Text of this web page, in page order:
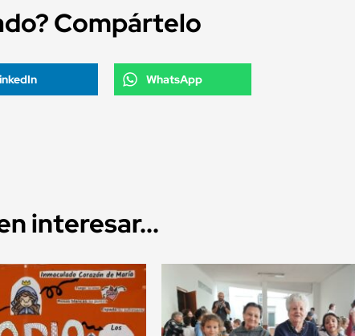
Compártelo
WhatsApp
interesar...